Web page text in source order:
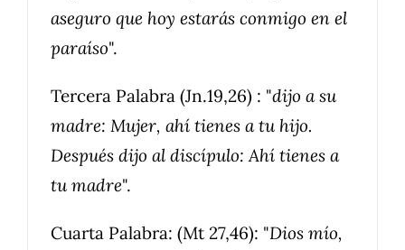
aseguro que hoy estarás conmigo en el
paraíso".
Tercera Palabra (Jn.19,26) : "dijo a su
madre: Mujer, ahí tienes a tu hijo.
Después dijo al discípulo: Ahí tienes a
tu madre".
Cuarta Palabra: (Mt 27,46): "Dios mío,